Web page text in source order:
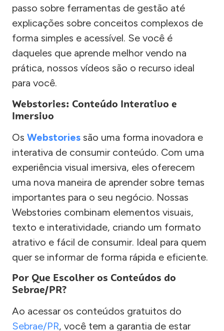
passo sobre ferramentas de gestão até
explicações sobre conceitos complexos de
forma simples e acessível. Se você é
daqueles que aprende melhor vendo na
prática, nossos vídeos são o recurso ideal
para você.
Webstories: Conteúdo Interativo e
Imersivo
Os Webstories são uma forma inovadora e
interativa de consumir conteúdo. Com uma
experiência visual imersiva, eles oferecem
uma nova maneira de aprender sobre temas
importantes para o seu negócio. Nossas
Webstories combinam elementos visuais,
texto e interatividade, criando um formato
atrativo e fácil de consumir. Ideal para quem
quer se informar de forma rápida e eficiente.
Por Que Escolher os Conteúdos do
Sebrae/PR?
Ao acessar os conteúdos gratuitos do
Sebrae/PR, você tem a garantia de estar